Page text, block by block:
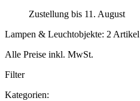
Zustellung bis 11. August
Lampen & Leuchtobjekte: 2 Artikel
Alle Preise inkl. MwSt.
Filter
Kategorien: